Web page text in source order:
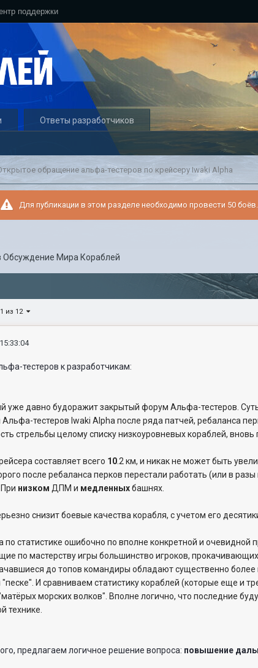
поддержки
Ответы разработчиков
обращение альфа-тестеров по крейсеру Iwaki Alpha
Для публикации в этом разделе необходимо провести 50 боёв.
Обсуждение Мира Кораблей
1 из 12
тестеров к разработчикам:
уже давно будоражит закрытый форум Альфа-тестеров.
тестеров Iwaki Alpha после ряда патчей, ребаланса
стрельбы целому списку низкоуровневых кораблей, вновь
составляет всего 10.2 км, и никак не может быть
после ребаланса перков перестали работать (или в
низком ДПМ и медленныхбашнях.
снизит боевые качества корабля, с учетом его
по статистике ошибочно по вполне конкретной и очевидной
по мастерству игры большинство игроков,
до топов командиры обладают существенно
И сравниваем статистику кораблей (которые еще и
морских волков". Вполне логично, что последние
технике.
предлагаем логичное решение вопроса: повышение